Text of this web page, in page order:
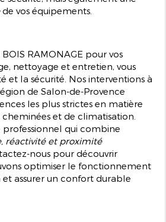
de vos équipements.
BOIS RAMONAGE pour vos
nettoyage et entretien, vous
et la sécurité. Nos interventions à
de Salon-de-Provence
les plus strictes en matière
et de climatisation.
professionnel qui combine
réactivité et proximité
nous pour découvrir
optimiser le fonctionnement
assurer un confort durable